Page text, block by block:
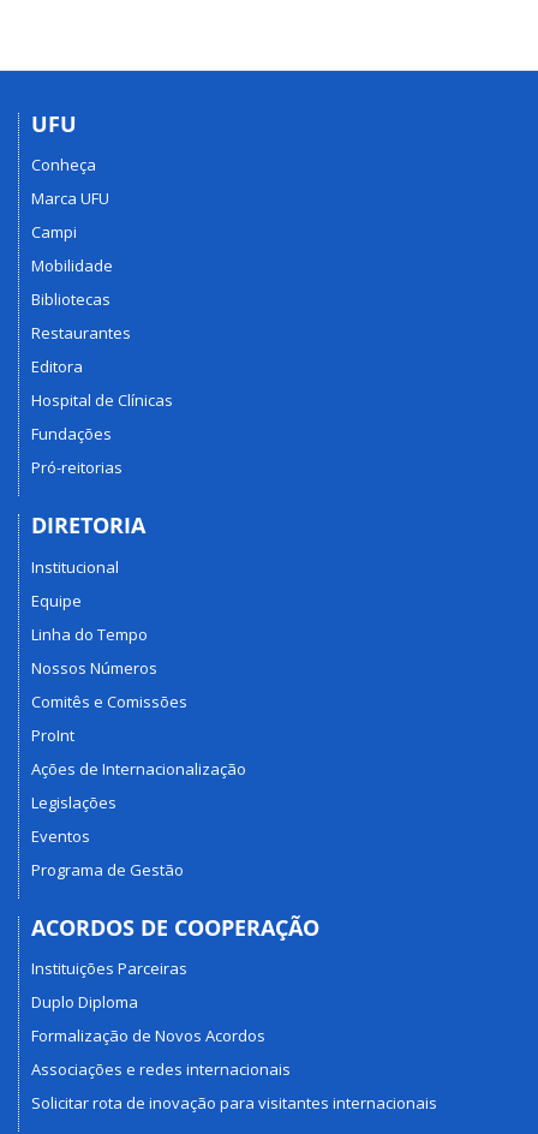
UFU
Conheça
Marca UFU
Campi
Mobilidade
Bibliotecas
Restaurantes
Editora
Hospital de Clínicas
Fundações
Pró-reitorias
DIRETORIA
Institucional
Equipe
Linha do Tempo
Nossos Números
Comitês e Comissões
ProInt
Ações de Internacionalização
Legislações
Eventos
Programa de Gestão
ACORDOS DE COOPERAÇÃO
Instituições Parceiras
Duplo Diploma
Formalização de Novos Acordos
Associações e redes internacionais
Solicitar rota de inovação para visitantes internacionais